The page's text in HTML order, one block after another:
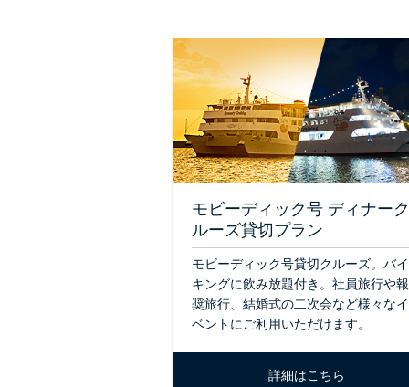
モビーディック号 ディナーク
ルーズ貸切プラン
モビーディック号貸切クルーズ。バイ
キングに飲み放題付き。社員旅行や報
奨旅行、結婚式の二次会など様々なイ
ベントにご利用いただけます。
詳細はこちら